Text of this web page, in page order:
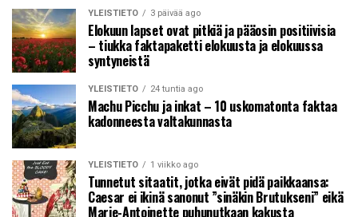
YLEISTIETO 3 päivää ago
Elokuun lapset ovat pitkiä ja pääosin positiivisia
– tiukka faktapaketti elokuusta ja elokuussa
syntyneistä
YLEISTIETO 24 tuntia ago
Machu Picchu ja inkat – 10 uskomatonta faktaa
kadonneesta valtakunnasta
YLEISTIETO 1 viikko ago
Tunnetut sitaatit, jotka eivät pidä paikkaansa:
Caesar ei ikinä sanonut ”sinäkin Brutukseni” eikä
Marie-Antoinette puhunutkaan kakusta